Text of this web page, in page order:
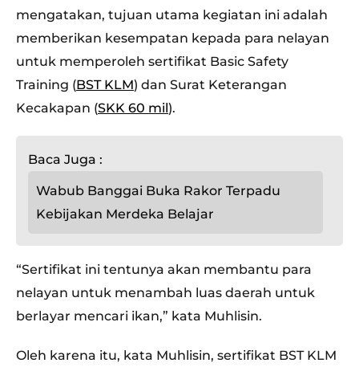
mengatakan, tujuan utama kegiatan ini adalah
memberikan kesempatan kepada para nelayan
untuk memperoleh sertifikat Basic Safety
Training (BST KLM) dan Surat Keterangan
Kecakapan (SKK 60 mil).
Baca Juga :
Wabub Banggai Buka Rakor Terpadu
Kebijakan Merdeka Belajar
“Sertifikat ini tentunya akan membantu para
nelayan untuk menambah luas daerah untuk
berlayar mencari ikan,” kata Muhlisin.
Oleh karena itu, kata Muhlisin, sertifikat BST KLM